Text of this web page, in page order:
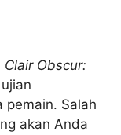
Clair Obscur:
pemain. Salah
akan Anda